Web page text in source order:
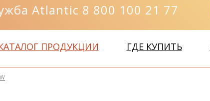
Atlantic 8 800 100 21 77
ПРОДУКЦИИ ГДЕ КУПИТЬ